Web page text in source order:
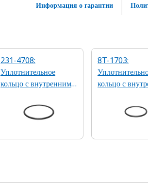
Информация о гарантии
231-4708:
Уплотнительное
кольцо с внутренним
8T-1703:
кольцо с